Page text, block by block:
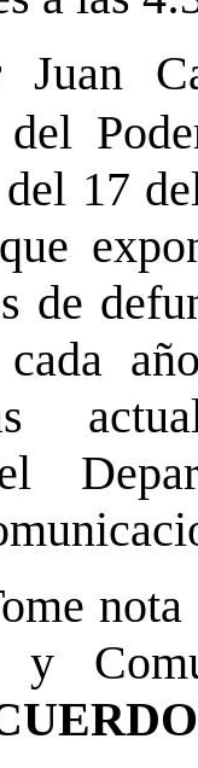
Juan
17
de
y